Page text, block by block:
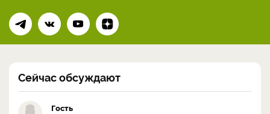
Сейчас обсуждают
Гость